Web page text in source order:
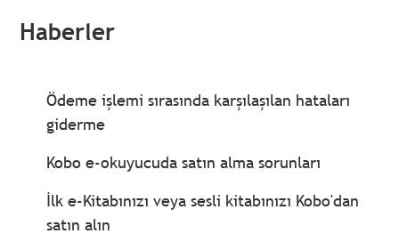
Haberler
Ödeme işlemi sırasında karşılaşılan hataları
giderme
Kobo e-okuyucuda satın alma sorunları
İlk e-Kitabınızı veya sesli kitabınızı Kobo'dan
satın alın